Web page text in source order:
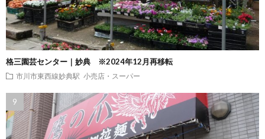
格三園芸センター｜妙典 ※2024年12月再移転
市川市東西線妙典駅 小売店・スーパー